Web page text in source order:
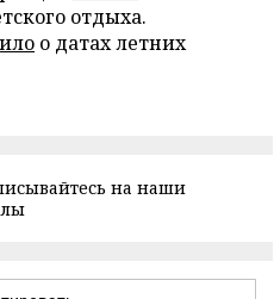
отдыха.
о датах летних
на наши